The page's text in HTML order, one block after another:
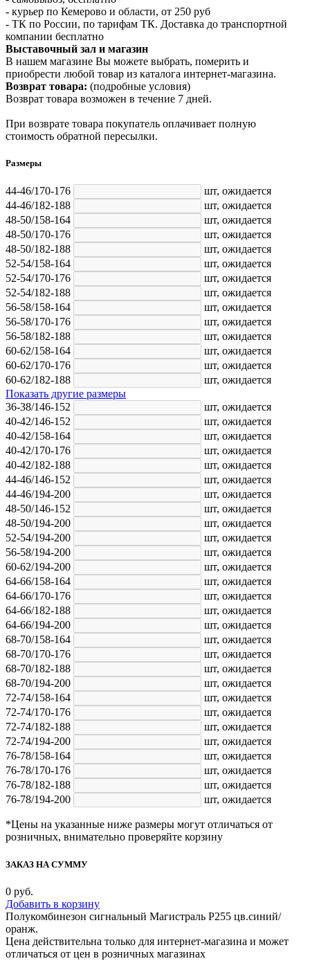
- курьер по Кемерово и области, от 250 руб
- ТК по России, по тарифам ТК. Доставка до транспортной
компании бесплатно
Выставочный зал и магазин
В нашем магазине Вы можете выбрать, померить и
приобрести любой товар из каталога интернет-магазина.
Возврат товара: (подробные условия)
Возврат товара возможен в течение 7 дней.
При возврате товара покупатель оплачивает полную
стоимость обратной пересылки.
Размеры
44-46/170-176 шт, ожидается
44-46/182-188
шт, ожидается
48-50/158-164
шт, ожидается
48-50/170-176
шт, ожидается
48-50/182-188
шт, ожидается
52-54/158-164
шт, ожидается
52-54/170-176
шт, ожидается
52-54/182-188
шт, ожидается
56-58/158-164
шт, ожидается
56-58/170-176
шт, ожидается
56-58/182-188
шт, ожидается
60-62/158-164
шт, ожидается
60-62/170-176
шт, ожидается
60-62/182-188
шт, ожидается
Показать другие размеры
36-38/146-152
шт, ожидается
40-42/146-152
шт, ожидается
40-42/158-164
шт, ожидается
40-42/170-176
шт, ожидается
40-42/182-188
шт, ожидается
44-46/146-152
шт, ожидается
44-46/194-200
шт, ожидается
48-50/146-152
шт, ожидается
48-50/194-200
шт, ожидается
52-54/194-200
шт, ожидается
56-58/194-200
шт, ожидается
60-62/194-200
шт, ожидается
64-66/158-164
шт, ожидается
64-66/170-176
шт, ожидается
64-66/182-188
шт, ожидается
64-66/194-200
шт, ожидается
68-70/158-164
шт, ожидается
68-70/170-176
шт, ожидается
68-70/182-188
шт, ожидается
68-70/194-200
шт, ожидается
72-74/158-164
шт, ожидается
72-74/170-176
шт, ожидается
72-74/182-188
шт, ожидается
72-74/194-200
шт, ожидается
76-78/158-164
шт, ожидается
76-78/170-176
шт, ожидается
76-78/182-188
шт, ожидается
76-78/194-200
шт, ожидается
*Цены на указанные ниже размеры могут отличаться от
розничных, внимательно проверяйте корзину
ЗАКАЗ НА СУММУ
0 руб.
Добавить в корзину
Полукомбинезон сигнальный Магистраль Р255 цв.синий/
оранж.
Цена действительна только для интернет-магазина и может
отличаться от цен в розничных магазинах